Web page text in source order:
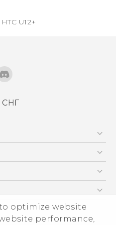
optimize website
performance,
HTC U12+‎
по безопасности и
нұсқаулығы
және нормативтік
regulatory guide
СНГ